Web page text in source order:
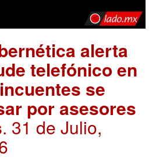
alerta
telefónico en
se
por asesores
. 31 de Julio,